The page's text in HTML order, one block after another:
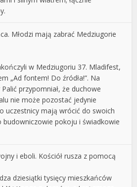
Młodzi mają zabrać Medziugorie
w Medziugoriu 37. Mladifest,
„Ad fontem! Do źródła!”. Na
przypomniał, że duchowe
nie może pozostać jedynie
uczestnicy mają wrócić do swoich
pokoju i świadkowie
i eboli. Kościół rusza z pomocą
dziesiątki tysięcy mieszkańców